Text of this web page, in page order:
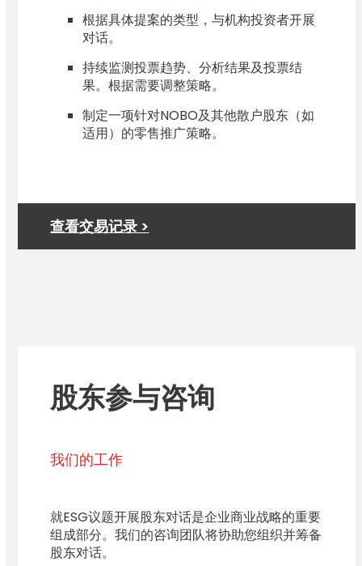
根据具体提案的类型，与机构投资者开展
对话。
持续监测投票趋势、分析结果及投票结
果。根据需要调整策略。
制定一项针对NOBO及其他散户股东（如
适用）的零售推广策略。
查看交易记录 >
股东参与咨询
我们的工作
就ESG议题开展股东对话是企业商业战略的重要
组成部分。我们的咨询团队将协助您组织并筹备
股东对话。